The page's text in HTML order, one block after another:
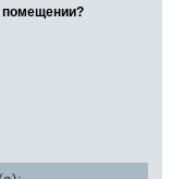
помещении?